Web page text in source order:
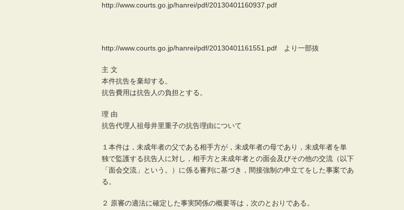
http://www.courts.go.jp/hanrei/pdf/20130401160937.pdf
http://www.courts.go.jp/hanrei/pdf/20130401161551.pdf より一部抜
主 文
本件抗告を棄却する。
抗告費用は抗告人の負担とする。
理 由
抗告代理人祖母井里重子の抗告理由について
１本件は，未成年者の父である相手方が，未成年者の母であり，未成年者を単
独で監護する抗告人に対し，相手方と未成年者との面会及びその他の交流（以下
「面会交流」という。）に係る審判に基づき，間接強制の申立てをした事案であ
る。
２ 原審の適法に確定した事実関係の概要等は，次のとおりである。